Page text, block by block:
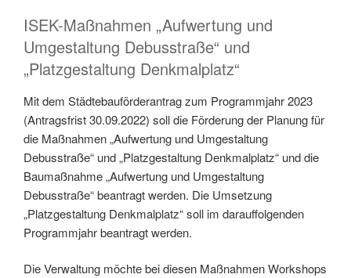
ISEK-Maßnahmen „Aufwertung und
Umgestaltung Debusstraße“ und
„Platzgestaltung Denkmalplatz“
Mit dem Städtebauförderantrag zum Programmjahr 2023
(Antragsfrist 30.09.2022) soll die Förderung der Planung für
die Maßnahmen „Aufwertung und Umgestaltung
Debusstraße“ und „Platzgestaltung Denkmalplatz“ und die
Baumaßnahme „Aufwertung und Umgestaltung
Debusstraße“ beantragt werden. Die Umsetzung
„Platzgestaltung Denkmalplatz“ soll im darauffolgenden
Programmjahr beantragt werden.
Die Verwaltung möchte bei diesen Maßnahmen Workshops